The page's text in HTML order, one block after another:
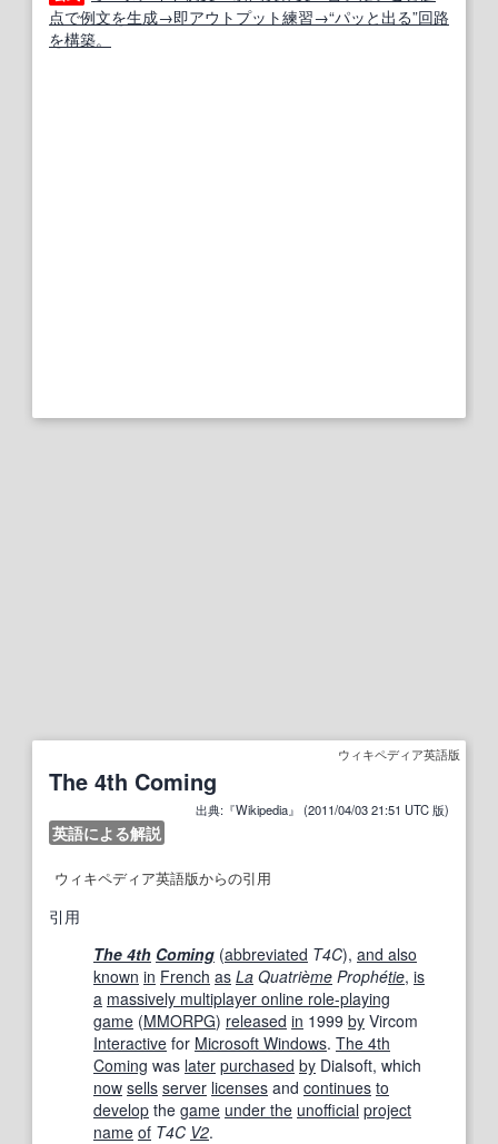
点で例文を生成→即アウトプット練習→“パッと出る”回路
を構築。
ウィキペディア英語版
The 4th Coming
出典:『Wikipedia』 (2011/04/03 21:51 UTC 版)
英語による解説
ウィキペディア英語版からの引用
引用
The 4th Coming (abbreviated T4C), and also
known in French as La Quatrième Prophétie, is
a massively multiplayer online role-playing
game (MMORPG) released in 1999 by Vircom
Interactive for Microsoft Windows. The 4th
Coming was later purchased by Dialsoft, which
now sells server licenses and continues to
develop the game under the unofficial project
name of T4C V2.